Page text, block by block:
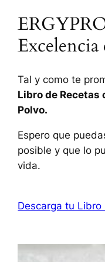
Tal y como te
Libro de Recetas
Polvo.
Espero que
posible y que lo
vida.
Descarga tu